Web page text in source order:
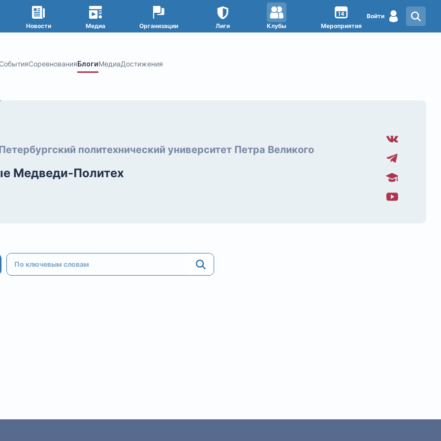
Войти
Новости Медиа Организации Лиги Клубы Мероприятия
СобытияСоревнованияБлогиМедиаДостижения
политехнический университет Петра Великого
Медведи-Политех